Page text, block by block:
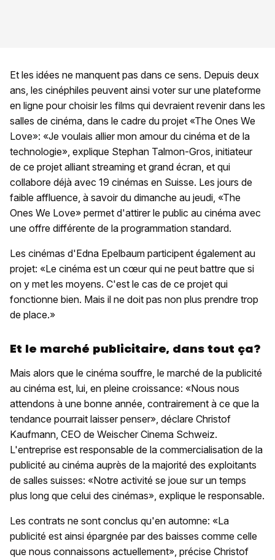
Et les idées ne manquent pas dans ce sens. Depuis deux
ans, les cinéphiles peuvent ainsi voter sur une plateforme
en ligne pour choisir les films qui devraient revenir dans les
salles de cinéma, dans le cadre du projet «The Ones We
Love»: «Je voulais allier mon amour du cinéma et de la
technologie», explique Stephan Talmon-Gros, initiateur
de ce projet alliant streaming et grand écran, et qui
collabore déjà avec 19 cinémas en Suisse. Les jours de
faible affluence, à savoir du dimanche au jeudi, «The
Ones We Love» permet d'attirer le public au cinéma avec
une offre différente de la programmation standard.
Les cinémas d'Edna Epelbaum participent également au
projet: «Le cinéma est un cœur qui ne peut battre que si
on y met les moyens. C'est le cas de ce projet qui
fonctionne bien. Mais il ne doit pas non plus prendre trop
de place.»
Et le marché publicitaire, dans tout ça?
Mais alors que le cinéma souffre, le marché de la publicité
au cinéma est, lui, en pleine croissance: «Nous nous
attendons à une bonne année, contrairement à ce que la
tendance pourrait laisser penser», déclare Christof
Kaufmann, CEO de Weischer Cinema Schweiz.
L'entreprise est responsable de la commercialisation de la
publicité au cinéma auprès de la majorité des exploitants
de salles suisses: «Notre activité se joue sur un temps
plus long que celui des cinémas», explique le responsable.
Les contrats ne sont conclus qu'en automne: «La
publicité est ainsi épargnée par des baisses comme celle
que nous connaissons actuellement», précise Christof